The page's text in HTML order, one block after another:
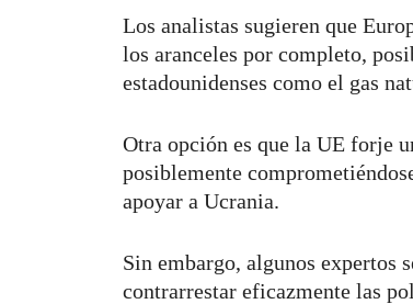
Los analistas sugieren que
los aranceles por completo,
estadounidenses como el gas
Otra opción es que la UE forje
posiblemente
apoyar a Ucrania.
Sin embargo, algunos expertos
contrarrestar eficazmente las